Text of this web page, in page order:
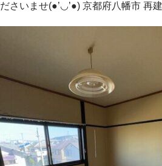
ださいませ(●’◡’●) 京都府八幡市 再